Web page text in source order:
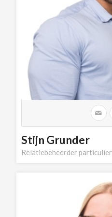
Stijn Grunder
Relatiebeheerder particulier